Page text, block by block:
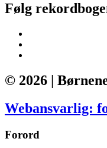
Følg
© 2026 |
Webansvarlig:
Forord